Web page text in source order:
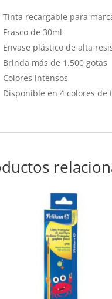
Tinta recargable para
Frasco de 30ml
Envase plástico de alta
Brinda más de 1.500 gotas
Colores intensos
Disponible en 4 colores